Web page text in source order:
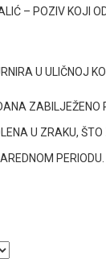
– POZIV KOJI
U ULIČNOJ
ZABILJEŽENO
U ZRAKU,
PERIODU.